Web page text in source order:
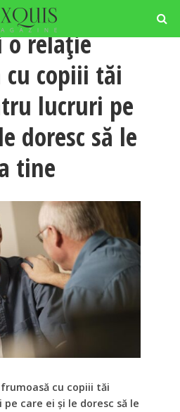
o relație
copiii tăi
lucruri pe
doresc să le
tine
cu copiii tăi
care ei și le doresc să le